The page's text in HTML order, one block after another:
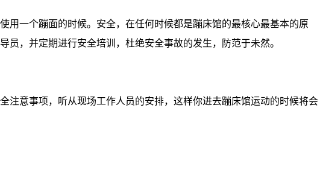
用一个蹦面的时候。安全，在任何时候都是蹦床馆的最核心最基本的原
，并定期进行安全培训，杜绝安全事故的发生，防范于未然。
注意事项，听从现场工作人员的安排，这样你进去蹦床馆运动的时候将会